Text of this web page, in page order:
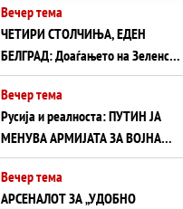
Вечер тема
ЧЕТИРИ СТОЛЧИЊА, ЕДЕН
БЕЛГРАД: Доаѓањето на Зеленски
ги открива тајните на политиката
на балансирање на Вучиќ
Вечер тема
Русија и реалноста: ПУТИН ЈА
МЕНУВА АРМИЈАТА ЗА ВОЈНА
ШТО ОСТАНУВА БЕЗ ФРОНТ
Вечер тема
АРСЕНАЛОТ ЗА „УДОБНО